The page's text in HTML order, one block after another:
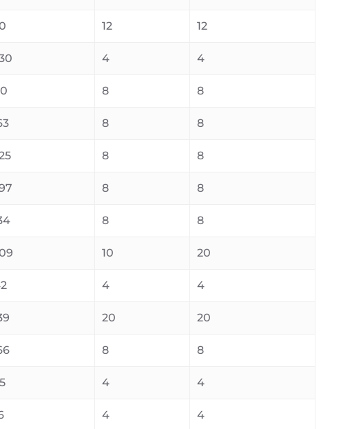
12 12
4 4
8 8
8 8
8 8
8 8
8 8
10 20
4 4
20 20
8 8
4 4
4 4